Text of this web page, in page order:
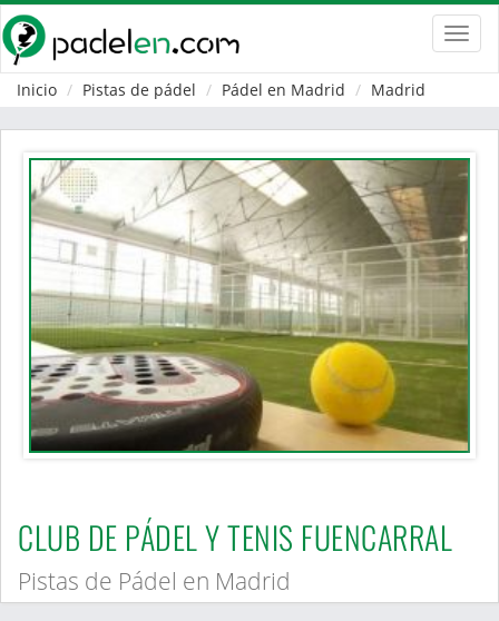
Inicio
Pistas de pádel Pádel en Madrid Madrid
CLUB DE PÁDEL Y TENIS FUENCARRAL
Pistas de Pádel en Madrid